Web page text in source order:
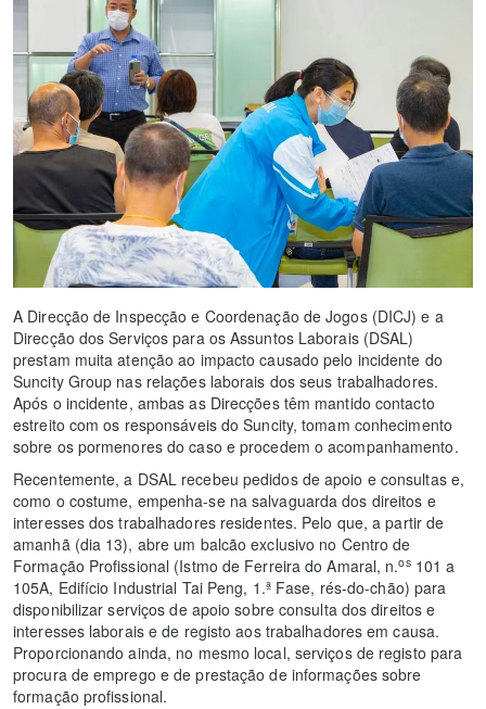
A Direcção de Inspecção e Coordenação de Jogos (DICJ) e a
Direcção dos Serviços para os Assuntos Laborais (DSAL)
prestam muita atenção ao impacto causado pelo incidente do
Suncity Group nas relações laborais dos seus trabalhadores.
Após o incidente, ambas as Direcções têm mantido contacto
estreito com os responsáveis do Suncity, tomam conhecimento
sobre os pormenores do caso e procedem o acompanhamento.
Recentemente, a DSAL recebeu pedidos de apoio e consultas e,
como o costume, empenha-se na salvaguarda dos direitos e
interesses dos trabalhadores residentes. Pelo que, a partir de
amanhã (dia 13), abre um balcão exclusivo no Centro de
Formação Profissional (Istmo de Ferreira do Amaral, n.os101 a
105A, Edifício Industrial Tai Peng, 1.ª Fase, rés-do-chão) para
disponibilizar serviços de apoio sobre consulta dos direitos e
interesses laborais e de registo aos trabalhadores em causa.
Proporcionando ainda, no mesmo local, serviços de registo para
procura de emprego e de prestação de informações sobre
formação profissional.